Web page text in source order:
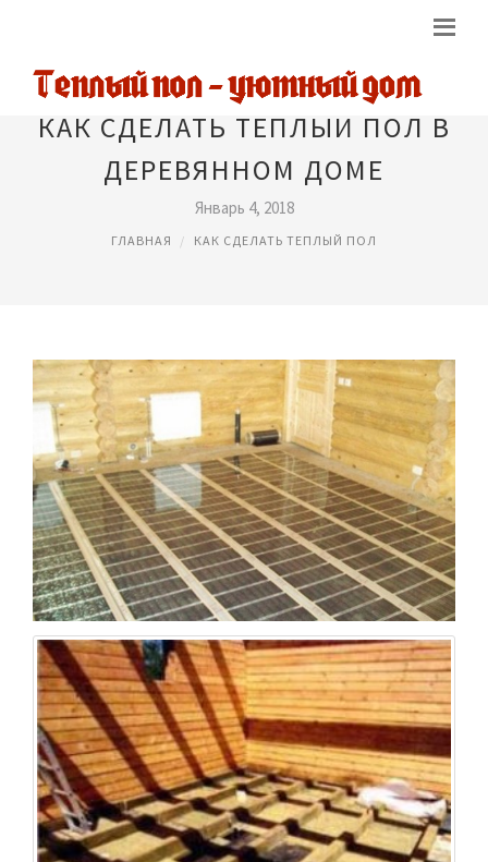
КАК СДЕЛАТЬ ТЕПЛЫЙ ПОЛ В
ДЕРЕВЯННОМ ДОМЕ
Январь 4, 2018
ГЛАВНАЯ КАК СДЕЛАТЬ ТЕПЛЫЙ ПОЛ